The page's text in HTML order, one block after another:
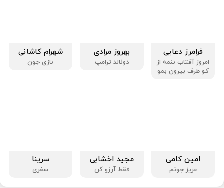
فرامرز دعایی
امروز آفتاب ننمه از
کو طرف بیرون بمو
بهروز مرادی
دونالد ترامپ
شهرام کاشانی
نازی جون
امین کامی
عزیز جونم
مجید اخشابی
فقط آرزو کن
سرینا
سفری